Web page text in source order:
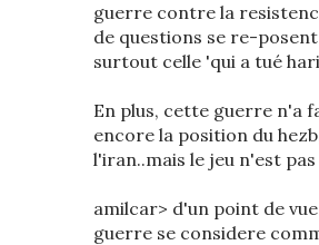
guerre contre la
de questions se re-
surtout celle 'qui a tué
En plus, cette guerre n'a
encore la position du
l'iran..mais le jeu n'est
amilcar> d'un point de
guerre se considere